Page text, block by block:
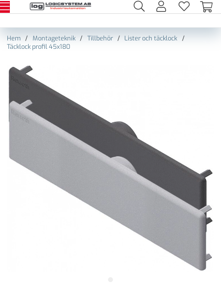
Hem Montageteknik Tillbehör
Lister och täcklock
Täcklock profil 45x180